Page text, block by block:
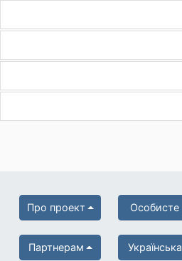
Про проект Особисте
Партнерам Українська